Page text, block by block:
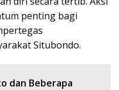
penting bagi
Situbondo.
dan Beberapa